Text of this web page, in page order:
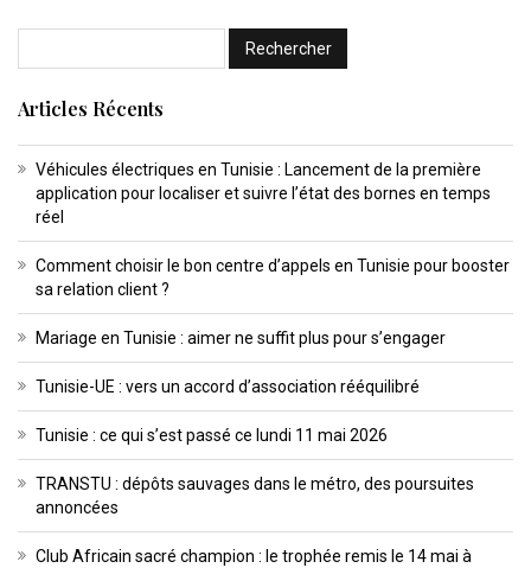
Articles Récents
Véhicules électriques en Tunisie : Lancement de la première
application pour localiser et suivre l’état des bornes en temps
réel
Comment choisir le bon centre d’appels en Tunisie pour booster
sa relation client ?
Mariage en Tunisie : aimer ne suffit plus pour s’engager
Tunisie-UE : vers un accord d’association rééquilibré
Tunisie : ce qui s’est passé ce lundi 11 mai 2026
TRANSTU : dépôts sauvages dans le métro, des poursuites
annoncées
Club Africain sacré champion : le trophée remis le 14 mai à